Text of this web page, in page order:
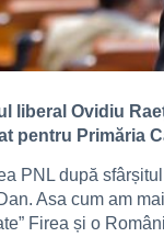
liberal Ovidiu
pentru Primăria
PNL după
Asa cum am
Firea și o